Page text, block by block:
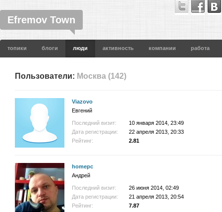
Efremov Town
топики блоги люди активность компании работа
Пользователи: Москва (142)
Viazovo
Евгений
Последний визит:
10 января 2014, 23:49
Дата регистрации:
22 апреля 2013, 20:33
Рейтинг:
2.81
homepc
Андрей
Последний визит:
26 июня 2014, 02:49
Дата регистрации:
21 апреля 2013, 20:54
Рейтинг:
7.87